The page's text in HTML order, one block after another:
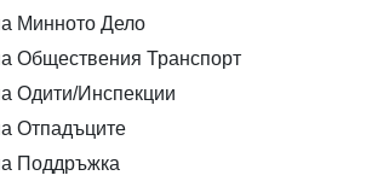
Минното Дело
Обществения Транспорт
Одити/Инспекции
Отпадъците
Поддръжка